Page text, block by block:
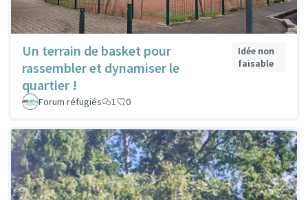
Un terrain de basket pour
rassembler et dynamiser le
quartier !
Idée non
faisable
Forum réfugiés 1 0